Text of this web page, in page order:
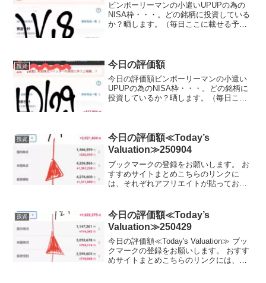
ビンボーリーマンの小遣いUPUPの為の
NISA枠・・・。どの銘柄に投資している
か？晒します。（毎日ここに載せる予定,
てます。時々の...
投資 今日の評価額
今日の評価額ビンボーリーマンの小遣い
UPUPの為のNISA枠・・・。どの銘柄に
投資しているか？晒します。（毎日ここ
もETFにもいれて...
投資
今日の評価額≪Today’s
Valuation≫250904
ブックマークの登録をお願いします。 お
すすめサイトまとめこちらのリンクに
は、それぞれアフリエイトが貼っており
でビンボーリーマンの私が、お小遣いUP
のためにNISA枠を使...
投資
今日の評価額≪Today’s
Valuation≫250429
今日の評価額≪Today's Valuation≫ ブッ
クマークの登録をお願いします。 おすす
めサイトまとめこちらのリンクには、そ